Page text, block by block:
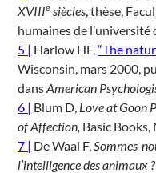
XVIIIe siècles , thèse,
humaines de l’université
5 | Harlow HF,“The
Wisconsin, mars 2000,
dansAmerican
6 | Blum D, Love at Goon
of Affection, Basic Books,
7 | De Waal F, Sommes-
l’intelligence des animaux ?